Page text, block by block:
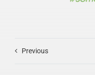
Previous